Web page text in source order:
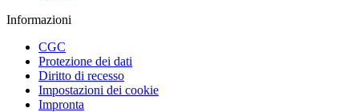
Informazioni
CGC
Protezione dei dati
Diritto di recesso
Impostazioni dei cookie
Impronta